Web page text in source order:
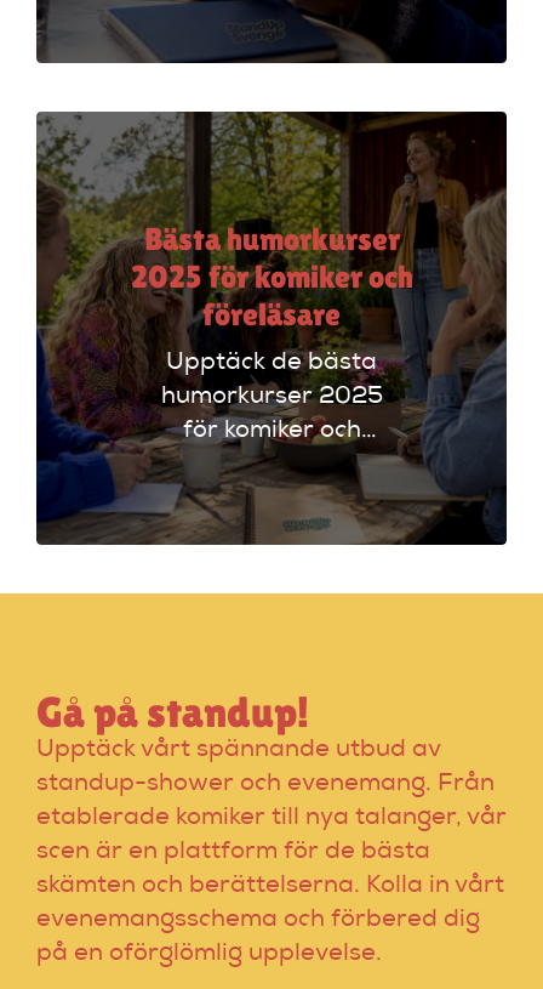
plattformar som
Ticketmaster och
rätt alternativ!
Bästa humorkurser
2025 för komiker och
föreläsare
Upptäck de bästa
humorkurser 2025
för komiker och
föreläsare. Lär dig
tekniker och få
scenerfarenhet med
Gå på standup!
Upptäck vårt spännande utbud av
standup-shower och evenemang. Från
etablerade komiker till nya talanger, vår
scen är en plattform för de bästa
skämten och berättelserna. Kolla in vårt
evenemangsschema och förbered dig
på en oförglömlig upplevelse.